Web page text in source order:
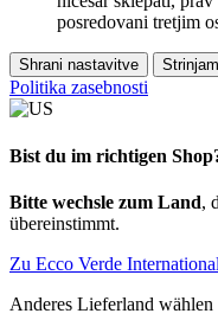
posredovani tretjim
Shrani nastavitve
Politika zasebnosti
Bist du im richtigen
Bitte wechsle zum Land,
übereinstimmt.
Zu Ecco Verde
Anderes Lieferland wählen